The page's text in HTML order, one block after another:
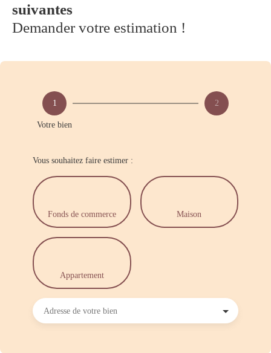
suivantes
Demander votre estimation !
1
Votre bien
2
Vous souhaitez faire estimer :
Fonds de commerce Maison
Appartement
Adresse de votre bien